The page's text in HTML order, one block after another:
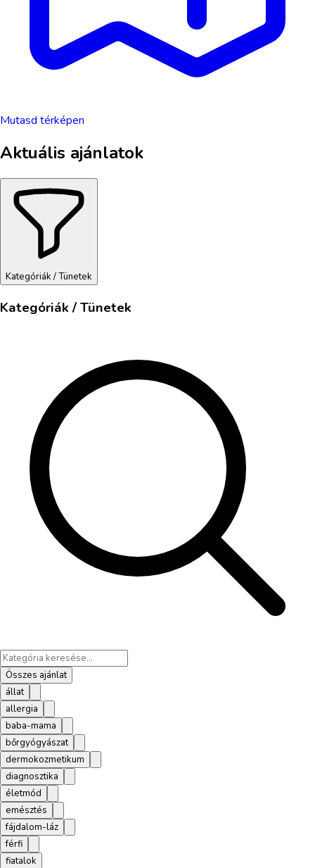
Mutasd térképen
Aktuális ajánlatok
Kategóriák / Tünetek
Kategóriák / Tünetek
Összes ajánlat
állat
allergia
baba-mama
bőrgyógyászat
dermokozmetikum
diagnosztika
életmód
emésztés
fájdalom-láz
férfi
fiatalok